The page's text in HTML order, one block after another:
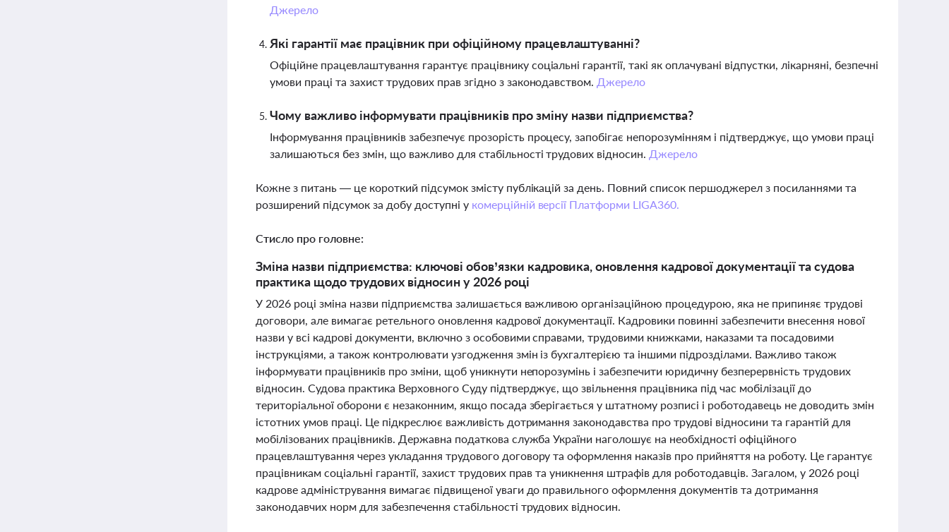
Джерело
Які гарантії має працівник при офіційному працевлаштуванні?
Офіційне працевлаштування гарантує працівнику соціальні гарантії, такі як оплачувані відпустки, лікарняні, безпечні
умови праці та захист трудових прав згідно з законодавством. Джерело
Чому важливо інформувати працівників про зміну назви підприємства?
Інформування працівників забезпечує прозорість процесу, запобігає непорозумінням і підтверджує, що умови праці
залишаються без змін, що важливо для стабільності трудових відносин. Джерело
Кожне з питань — це короткий підсумок змісту публікацій за день. Повний список першоджерел з посиланнями та
розширений підсумок за добу доступні у комерційній версії Платформи LIGA360.
Стисло про головне:
Зміна назви підприємства: ключові обов’язки кадровика, оновлення кадрової документації та судова
практика щодо трудових відносин у 2026 році
У 2026 році зміна назви підприємства залишається важливою організаційною процедурою, яка не припиняє трудові
договори, але вимагає ретельного оновлення кадрової документації. Кадровики повинні забезпечити внесення нової
назви у всі кадрові документи, включно з особовими справами, трудовими книжками, наказами та посадовими
інструкціями, а також контролювати узгодження змін із бухгалтерією та іншими підрозділами. Важливо також
інформувати працівників про зміни, щоб уникнути непорозумінь і забезпечити юридичну безперервність трудових
відносин. Судова практика Верховного Суду підтверджує, що звільнення працівника під час мобілізації до
територіальної оборони є незаконним, якщо посада зберігається у штатному розписі і роботодавець не доводить змін
істотних умов праці. Це підкреслює важливість дотримання законодавства про трудові відносини та гарантій для
мобілізованих працівників. Державна податкова служба України наголошує на необхідності офіційного
працевлаштування через укладання трудового договору та оформлення наказів про прийняття на роботу. Це гарантує
працівникам соціальні гарантії, захист трудових прав та уникнення штрафів для роботодавців. Загалом, у 2026 році
кадрове адміністрування вимагає підвищеної уваги до правильного оформлення документів та дотримання
законодавчих норм для забезпечення стабільності трудових відносин.